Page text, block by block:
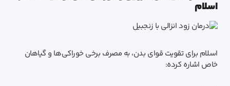
اسلام
اسلام برای تقویت قوای بدن، به مصرف برخی خوراکی‌ها و گیاهان
خاص اشاره کرده: